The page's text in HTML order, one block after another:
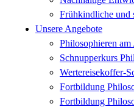
Frühkindliche und
Unsere Angebote
Philosophieren am
Schnupperkurs
Wertereisekoffer-
Fortbildung
Fortbildung